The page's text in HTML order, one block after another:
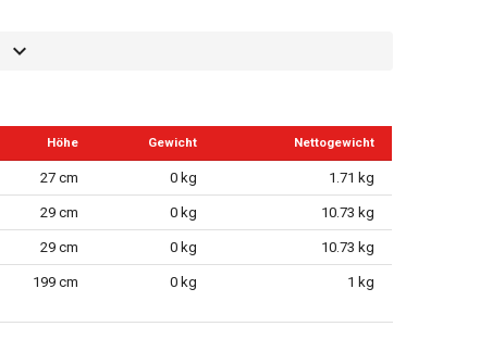
Höhe Gewicht Nettogewicht
27 cm 0 kg 1.71 kg
29 cm 0 kg 10.73 kg
29 cm 0 kg 10.73 kg
199 cm 0 kg 1 kg